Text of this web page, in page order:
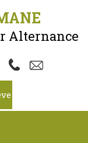
Alternance